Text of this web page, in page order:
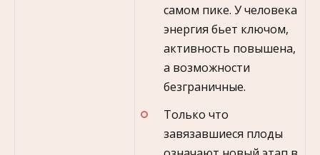
самом пике. У человека
энергия бьет ключом,
активность повышена,
а возможности
безграничные.
Только что
завязавшиеся плоды